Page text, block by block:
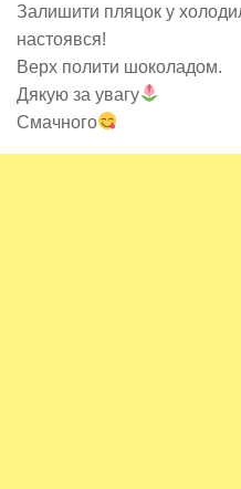
Залишити пляцок у
настоявся!
Верх полити шоколадом.
Дякую за увагу
Смачного